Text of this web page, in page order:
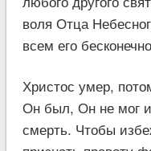
воля Отца
всем его
Христос умер,
Он был, Он не мог
смерть. Чтобы